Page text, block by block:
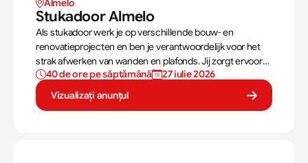
Almelo
Stukadoor Almelo
Als stukadoor werk je op verschillende bouw- en
renovatieprojecten en ben je verantwoordelijk voor het
strak afwerken van wanden en plafonds. Jij zorgt ervoor
dat oppervlakken perfect worden voorbereid en
afgewerkt met stucwerk.
40 de ore pe săptămână
27 iulie 2026
Vizualizați anunțul